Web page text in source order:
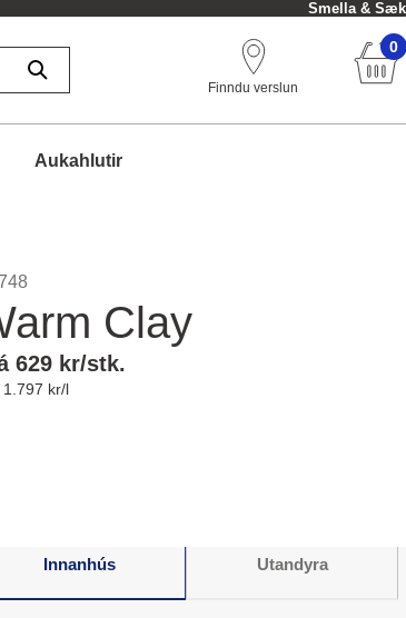
Smella &
Finndu verslun
0
Aukahlutir
Clay
629 kr/stk.
1.797 kr/l
Innanhús Utandyra